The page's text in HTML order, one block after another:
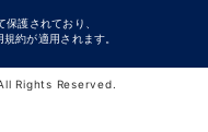
護されており、
規約が適用されます。
Rights Reserved.